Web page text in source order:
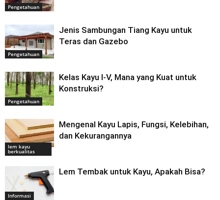
Pengetahuan
Pengetahuan
Jenis Sambungan Tiang Kayu untuk
Teras dan Gazebo
Pengetahuan
Kelas Kayu I-V, Mana yang Kuat untuk
Konstruksi?
lem kayu
berkualitas
Mengenal Kayu Lapis, Fungsi, Kelebihan,
dan Kekurangannya
Informasi
Lem Tembak untuk Kayu, Apakah Bisa?